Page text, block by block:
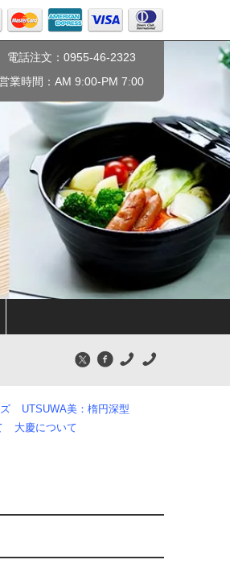
電話注文：0955-46-2323
業時間：AM 9:00-PM 7:00
UTSUWA美：楕円深型
大慶について